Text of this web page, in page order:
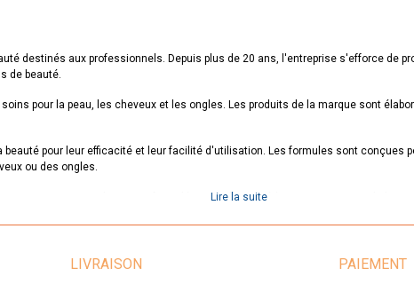
destinés aux professionnels. Depuis plus de 20 ans, l'entreprise s'efforce de
de beauté.
pour la peau, les cheveux et les ongles. Les produits de la marque sont
pour leur efficacité et leur facilité d'utilisation. Les formules sont conçues
ou des ongles.
Les produits sont formulés avec des ingrédients respectueux de la
et l'environnement. N'hésitez pas à découvrir la gamme de produits JCH sur
Lire la suite
LIVRAISON PAIEMENT